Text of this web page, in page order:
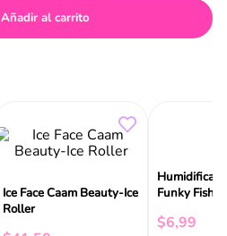
Añadir al carrito
Roller
Funky Fish
$6,99